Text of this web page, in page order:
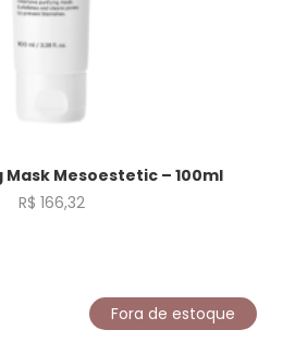
Mask Mesoestetic – 100ml
R$ 166,32
Fora de estoque